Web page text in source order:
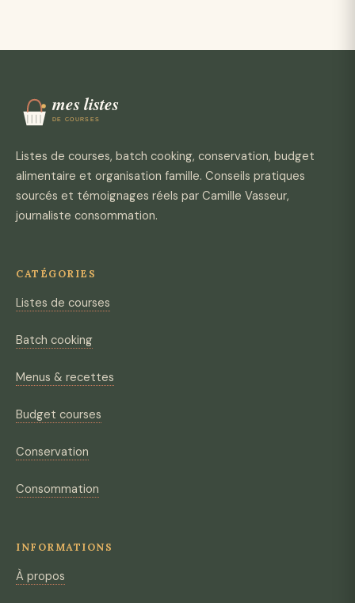
Listes de courses, batch cooking, conservation, budget
alimentaire et organisation famille. Conseils pratiques
sourcés et témoignages réels par Camille Vasseur,
journaliste consommation.
CATÉGORIES
Listes de courses
Batch cooking
Menus & recettes
Budget courses
Conservation
Consommation
INFORMATIONS
À propos